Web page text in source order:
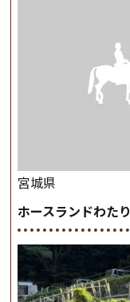
宮城県
ホースランドわたり